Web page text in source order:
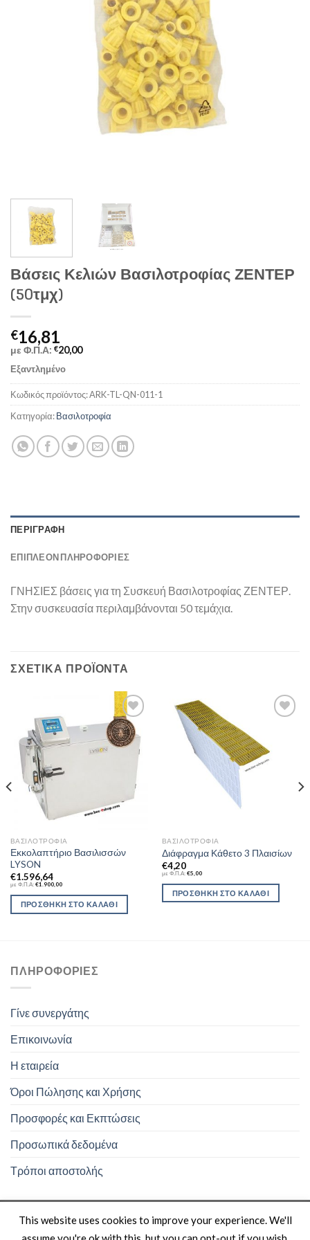
Βάσεις Κελιών Βασιλοτροφίας ΖΕΝΤΕΡ
(50τμχ)
€16,81
με Φ.Π.Α: €20,00
Εξαντλημένο
Κωδικός προϊόντος:ARK-TL-QN-011-1
Κατηγορία:Βασιλοτροφία
ΠΕΡΙΓΡΑΦΉ
ΕΠΙΠΛΈΟΝ ΠΛΗΡΟΦΟΡΊΕΣ
ΓΝΗΣΙΕΣ βάσεις για τη Συσκευή Βασιλοτροφίας ΖΕΝΤΕΡ.
Στην συσκευασία περιλαμβάνονται 50 τεμάχια.
ΣΧΕΤΙΚΆ ΠΡΟΪΌΝΤΑ
Add to
Wishlist
ΒΑΣΙΛΟΤΡΟΦΊΑ
Εκκολαπτήριο Βασιλισσών
LYSON
€1.596,64
με Φ.Π.Α: €1.900,00
ΠΡΟΣΘΉΚΗ ΣΤΟ ΚΑΛΆΘΙ
ΒΑΣΙΛΟΤΡΟΦΊΑ
Διάφραγμα Κάθετο 3 Πλαισίων
€4,20
με Φ.Π.Α: €5,00
ΠΡΟΣΘΉΚΗ ΣΤΟ ΚΑΛΆΘΙ
ΠΛΗΡΟΦΟΡΊΕΣ
Γίνε συνεργάτης
Επικοινωνία
Η εταιρεία
Όροι Πώλησης και Χρήσης
Προσφορές και Εκπτώσεις
Προσωπικά δεδομένα
Τρόποι αποστολής
This website uses cookies to improve your experience. We'll